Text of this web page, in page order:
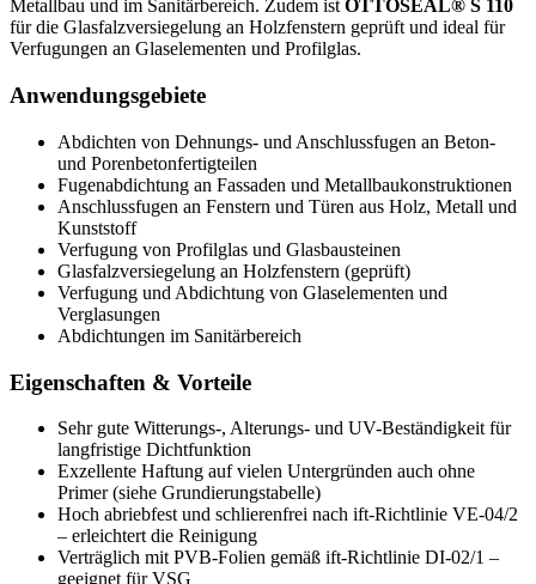
Metallbau und im Sanitärbereich. Zudem istOTTOSEAL® S 110
für die Glasfalzversiegelung an Holzfenstern geprüft und ideal für
Verfugungen an Glaselementen und Profilglas.
Anwendungsgebiete
Abdichten von Dehnungs- und Anschlussfugen an Beton-
und Porenbetonfertigteilen
Fugenabdichtung an Fassaden und Metallbaukonstruktionen
Anschlussfugen an Fenstern und Türen aus Holz, Metall und
Kunststoff
Verfugung von Profilglas und Glasbausteinen
Glasfalzversiegelung an Holzfenstern (geprüft)
Verfugung und Abdichtung von Glaselementen und
Verglasungen
Abdichtungen im Sanitärbereich
Eigenschaften & Vorteile
Sehr gute Witterungs-, Alterungs- und UV-Beständigkeit für
langfristige Dichtfunktion
Exzellente Haftung auf vielen Untergründen auch ohne
Primer (siehe Grundierungstabelle)
Hoch abriebfest und schlierenfrei nach ift-Richtlinie VE-04/2
– erleichtert die Reinigung
Verträglich mit PVB-Folien gemäß ift-Richtlinie DI-02/1 –
geeignet für VSG